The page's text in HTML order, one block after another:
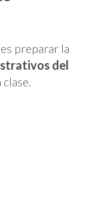
preparar la
del